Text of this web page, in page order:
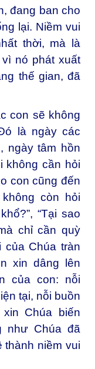
đang ban cho
lại. Niềm vui
thời, mà là
nó phát xuất
thế gian, đã
con sẽ không
là ngày các
ngày tâm hồn
không cần hỏi
con cũng đến
còn hỏi
“Tại sao
chỉ cần quỳ
Chúa tràn
xin dâng lên
của con: nỗi
tại, nỗi buồn
Chúa biến
như Chúa đã
thành niềm vui